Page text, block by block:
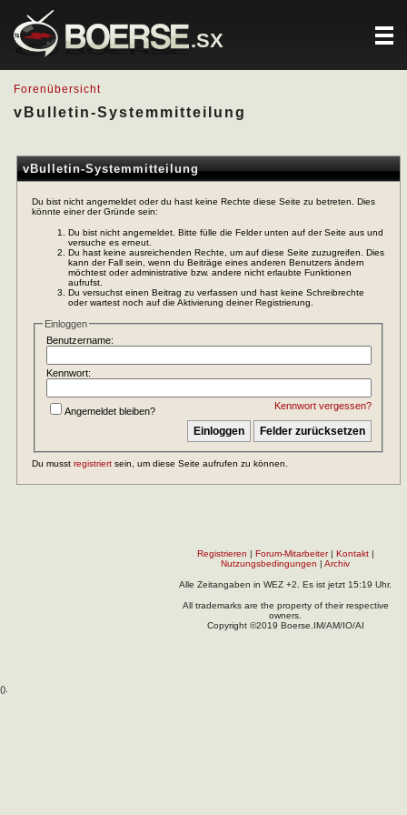
.SX
Forenübersicht
vBulletin-Systemmitteilung
vBulletin-Systemmitteilung
Du bist nicht angemeldet oder du hast keine Rechte diese Seite zu betreten. Dies
könnte einer der Gründe sein:
Du bist nicht angemeldet. Bitte fülle die Felder unten auf der Seite aus und
versuche es erneut.
Du hast keine ausreichenden Rechte, um auf diese Seite zuzugreifen. Dies
kann der Fall sein, wenn du Beiträge eines anderen Benutzers ändern
möchtest oder administrative bzw. andere nicht erlaubte Funktionen
aufrufst.
Du versuchst einen Beitrag zu verfassen und hast keine Schreibrechte
oder wartest noch auf die Aktivierung deiner Registrierung.
Einloggen
Benutzername:
Kennwort:
Kennwort vergessen?
Angemeldet bleiben?
Du musst registriert sein, um diese Seite aufrufen zu können.
Registrieren | Forum-Mitarbeiter| Kontakt|
Nutzungsbedingungen | Archiv
Alle Zeitangaben in WEZ +2. Es ist jetzt 15:19 Uhr.
All trademarks are the property of their respective
owners.
Copyright ©2019 Boerse.IM/AM/IO/AI
().